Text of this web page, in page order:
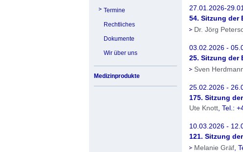
Termine
Rechtliches
Dokumente
Wir über uns
Medizinprodukte
27.01.2026-
54. Sitzung der
Dr. Jörg
03.02.2026 -
25. Sitzung der
Sven
25.02.2026 -
175. Sitzung
Ute Knott , Tel.:
10.03.2026 -
121. Sitzung
Melanie Gräf ,